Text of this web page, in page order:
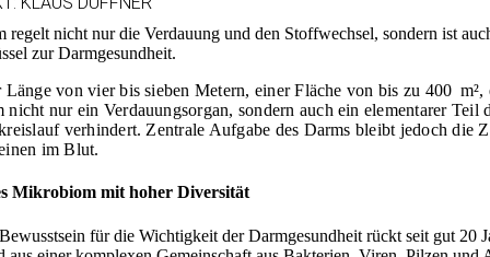
regelt nicht nur die Verdauung und den Stoffwechsel, sondern ist
zur Darmgesundheit.
von vier bis sieben Metern, einer Fläche von bis zu 400
nicht nur ein Verdauungsorgan, sondern auch ein elementarer
verhindert. Zentrale Aufgabe des Darms bleibt jedoch
im Blut.
Mikrobiom mit hoher Diversität
für die Wichtigkeit der Darmgesundheit rückt seit gut 20